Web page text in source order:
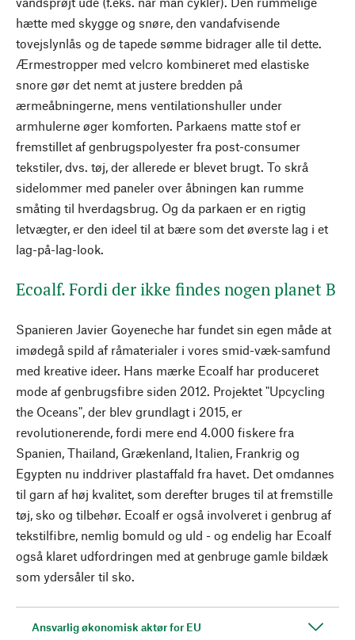
hætte med skygge og snøre, den vandafvisende
tovejslynlås og de tapede sømme bidrager alle til dette.
Ærmestropper med velcro kombineret med elastiske
snore gør det nemt at justere bredden på
ærmeåbningerne, mens ventilationshuller under
armhulerne øger komforten. Parkaens matte stof er
fremstillet af genbrugspolyester fra post-consumer
tekstiler, dvs. tøj, der allerede er blevet brugt. To skrå
sidelommer med paneler over åbningen kan rumme
småting til hverdagsbrug. Og da parkaen er en rigtig
letvægter, er den ideel til at bære som det øverste lag i et
lag-på-lag-look.
Ecoalf. Fordi der ikke findes nogen planet B
Spanieren Javier Goyeneche har fundet sin egen måde at
imødegå spild af råmaterialer i vores smid-væk-samfund
med kreative ideer. Hans mærke Ecoalf har produceret
mode af genbrugsfibre siden 2012. Projektet "Upcycling
the Oceans", der blev grundlagt i 2015, er
revolutionerende, fordi mere end 4.000 fiskere fra
Spanien, Thailand, Grækenland, Italien, Frankrig og
Egypten nu inddriver plastaffald fra havet. Det omdannes
til garn af høj kvalitet, som derefter bruges til at fremstille
tøj, sko og tilbehør. Ecoalf er også involveret i genbrug af
tekstilfibre, nemlig bomuld og uld - og endelig har Ecoalf
også klaret udfordringen med at genbruge gamle bildæk
som ydersåler til sko.
Ansvarlig økonomisk aktør for EU